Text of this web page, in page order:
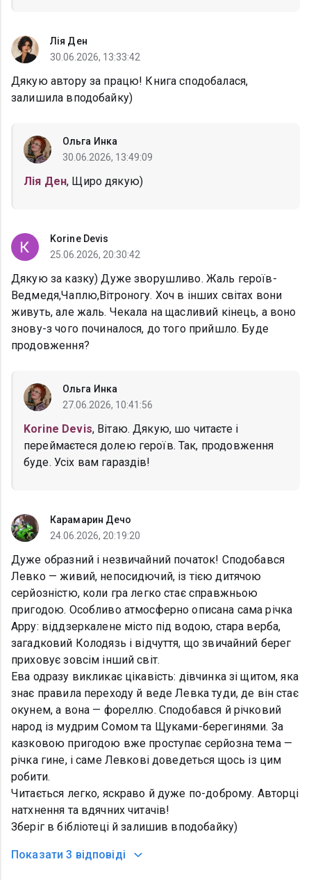
Лія Ден
30.06.2026, 13:33:42
Дякую автору за працю! Книга сподобалася,
залишила вподобайку)
Ольга Инка
30.06.2026, 13:49:09
Лія Ден, Щиро дякую)
Korine Devis
25.06.2026, 20:30:42
Дякую за казку) Дуже зворушливо. Жаль героїв-
Ведмедя,Чаплю,Вітроногу. Хоч в інших світах вони
живуть, але жаль. Чекала на щасливий кінець, а воно
знову-з чого починалося, до того прийшло. Буде
продовження?
Ольга Инка
27.06.2026, 10:41:56
Korine Devis, Вітаю. Дякую, шо читаєте і
переймаєтеся долею героїв. Так, продовження
буде. Усіх вам гараздів!
Карамарин Дечо
24.06.2026, 20:19:20
Дуже образний і незвичайний початок! Сподобався
Левко — живий, непосидючий, із тією дитячою
серйозністю, коли гра легко стає справжньою
пригодою. Особливо атмосферно описана сама річка
Арру: віддзеркалене місто під водою, стара верба,
загадковий Колодязь і відчуття, що звичайний берег
приховує зовсім інший світ.
Ева одразу викликає цікавість: дівчинка зі щитом, яка
знає правила переходу й веде Левка туди, де він стає
окунем, а вона — фореллю. Сподобався й річковий
народ із мудрим Сомом та Щуками-берегинями. За
казковою пригодою вже проступає серйозна тема —
річка гине, і саме Левкові доведеться щось із цим
робити.
Читається легко, яскраво й дуже по-доброму. Авторці
натхнення та вдячних читачів!
Зберіг в бібліотеці й залишив вподобайку)
Показати 3 відповіді